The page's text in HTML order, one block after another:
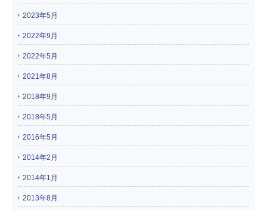
2023年5月
2022年9月
2022年5月
2021年8月
2018年9月
2018年5月
2016年5月
2014年2月
2014年1月
2013年8月